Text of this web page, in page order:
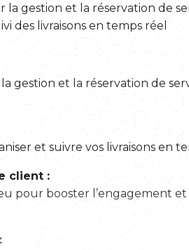
la gestion et la réservation de
des livraisons en temps réel
gestion et la réservation de
et suivre vos livraisons en
client :
pour booster l’engagement